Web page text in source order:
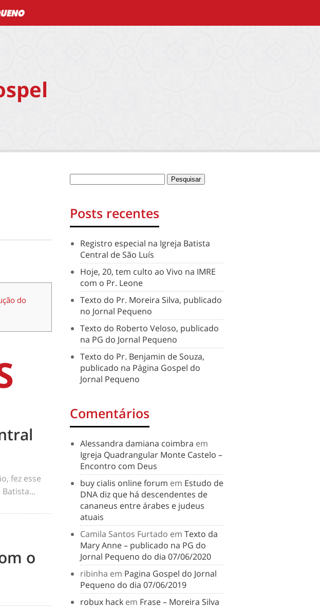
do
fez esse
o
Posts recentes
Registro especial na Igreja Batista
Central de São Luís
Hoje, 20, tem culto ao Vivo na IMRE
com o Pr. Leone
Texto do Pr. Moreira Silva, publicado
no Jornal Pequeno
Texto do Roberto Veloso, publicado
na PG do Jornal Pequeno
Texto do Pr. Benjamin de Souza,
publicado na Página Gospel do
Jornal Pequeno
Comentários
Alessandra damiana coimbra em
Igreja Quadrangular Monte Castelo –
Encontro com Deus
buy cialis online forum em Estudo de
DNA diz que há descendentes de
cananeus entre árabes e judeus
atuais
Camila Santos Furtado em Texto da
Mary Anne – publicado na PG do
Jornal Pequeno do dia 07/06/2020
ribinha em Pagina Gospel do Jornal
Pequeno do dia 07/06/2019
robux hack em Frase – Moreira Silva